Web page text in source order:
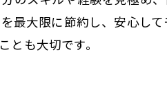
最大限に節約し、安心し
も大切です。